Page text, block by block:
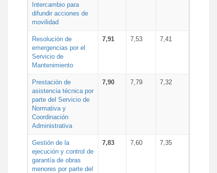
Intercambio para
difundir acciones de
movilidad
Resolución de
emergencias por el
Servicio de
Mantenimiento
7,91 7,53 7,41
Prestación de
asistencia técnica por
parte del Servicio de
Normativa y
Coordinación
Administrativa
7,90 7,79 7,32
Gestión de la
ejecución y control de
garantía de obras
menores por parte del
7,83 7,60 7,35